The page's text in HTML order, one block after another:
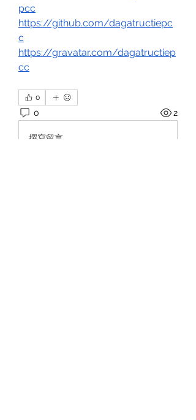
pcc
https://github.com/dagatructiepc
c
https://gravatar.com/dagatructiep
cc
0
0 2
撰寫留言......